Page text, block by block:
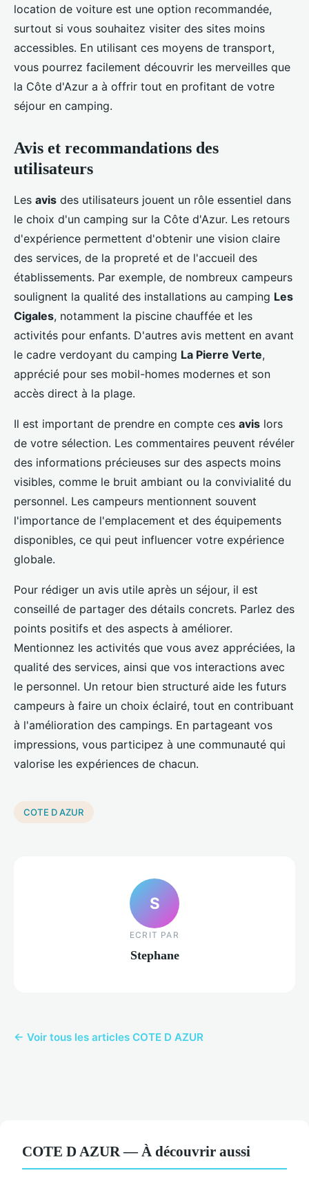
location de voiture est une option recommandée,
surtout si vous souhaitez visiter des sites moins
accessibles. En utilisant ces moyens de transport,
vous pourrez facilement découvrir les merveilles que
la Côte d'Azur a à offrir tout en profitant de votre
séjour en camping.
Avis et recommandations des
utilisateurs
Les avis des utilisateurs jouent un rôle essentiel dans
le choix d'un camping sur la Côte d'Azur. Les retours
d'expérience permettent d'obtenir une vision claire
des services, de la propreté et de l'accueil des
établissements. Par exemple, de nombreux campeurs
soulignent la qualité des installations au camping Les
Cigales, notamment la piscine chauffée et les
activités pour enfants. D'autres avis mettent en avant
le cadre verdoyant du camping La Pierre Verte,
apprécié pour ses mobil-homes modernes et son
accès direct à la plage.
Il est important de prendre en compte ces avis lors
de votre sélection. Les commentaires peuvent révéler
des informations précieuses sur des aspects moins
visibles, comme le bruit ambiant ou la convivialité du
personnel. Les campeurs mentionnent souvent
l'importance de l'emplacement et des équipements
disponibles, ce qui peut influencer votre expérience
globale.
Pour rédiger un avis utile après un séjour, il est
conseillé de partager des détails concrets. Parlez des
points positifs et des aspects à améliorer.
Mentionnez les activités que vous avez appréciées, la
qualité des services, ainsi que vos interactions avec
le personnel. Un retour bien structuré aide les futurs
campeurs à faire un choix éclairé, tout en contribuant
à l'amélioration des campings. En partageant vos
impressions, vous participez à une communauté qui
valorise les expériences de chacun.
COTE D AZUR
S
ECRIT PAR
Stephane
← Voir tous les articles COTE D AZUR
COTE D AZUR — À découvrir aussi